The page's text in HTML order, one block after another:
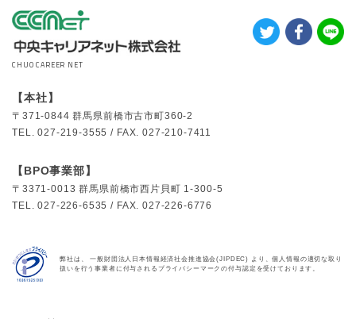
CHUO CAREER NET
【本社】
〒371-0844 群馬県前橋市古市町360-2
TEL. 027-219-3555 / FAX. 027-210-7411
【BPO事業部】
〒3371-0013 群馬県前橋市西片貝町 1-300-5
TEL. 027-226-6535 / FAX. 027-226-6776
弊社は、 一般財団法人日本情報経済社会推進協会(JIPDEC) より、個人情報の適切な取り
扱いを行う事業者に付与されるプライバシーマークの付与認定を受けております。